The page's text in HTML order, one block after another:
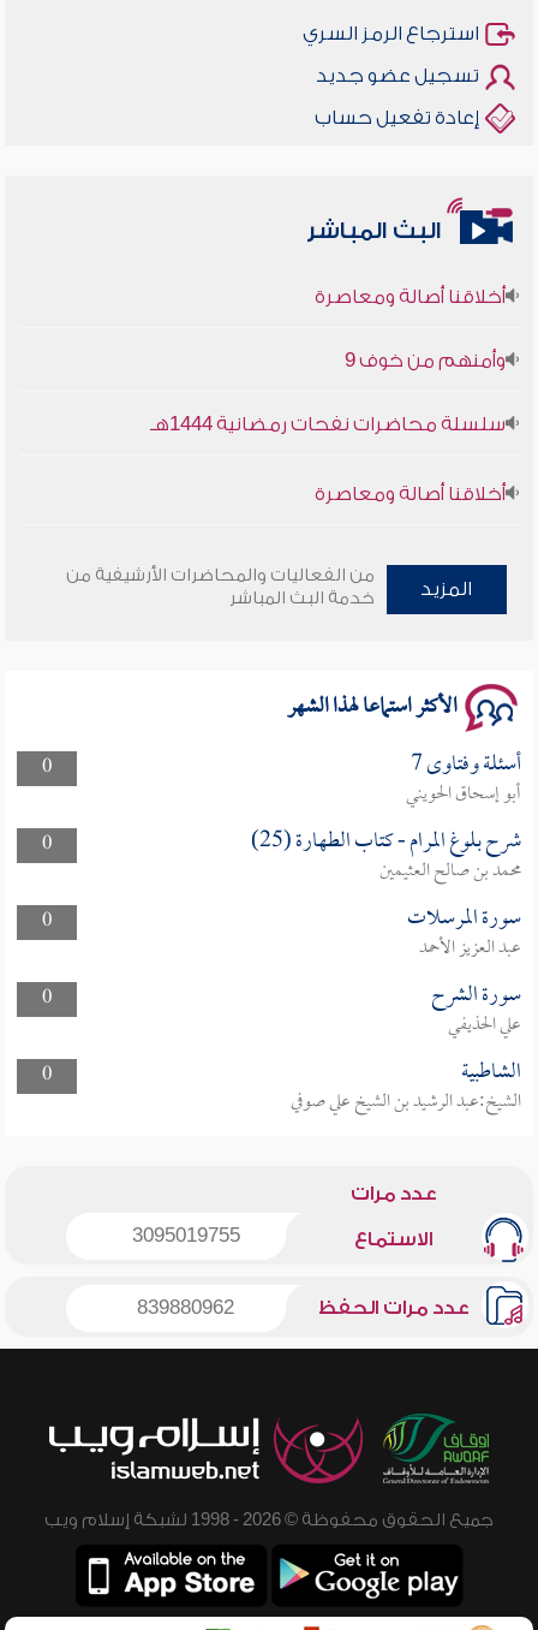
استرجاع الرمز السري
تسجيل عضو جديد
إعادة تفعيل حساب
البث المباشر
سلسلة محاضرات نفحات رمضانية 1444هـ
المزيد
من الفعاليات والمحاضرات الأرشيفية من
خدمة البث المباشر
الأكثر استماعا لهذا الشهر
0 أسئلة وفتاوى 7
أبو إسحاق الحويني
0
شرح بلوغ المرام - كتاب الطهارة (25)
محمد بن صالح العثيمين
0
سورة المرسلات
عبد العزيز الأحمد
0
سورة الشرح
علي الحذيفي
0
الشاطبية
الشيخ:عبد الرشيد بن الشيخ علي صوفي
عدد مرات
الاستماع 3095019755
عدد مرات الحفظ 839880962
جميع الحقوق محفوظة © 2026 - 1998 لشبكة إسلام ويب